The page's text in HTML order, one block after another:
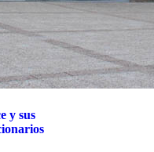
y sus